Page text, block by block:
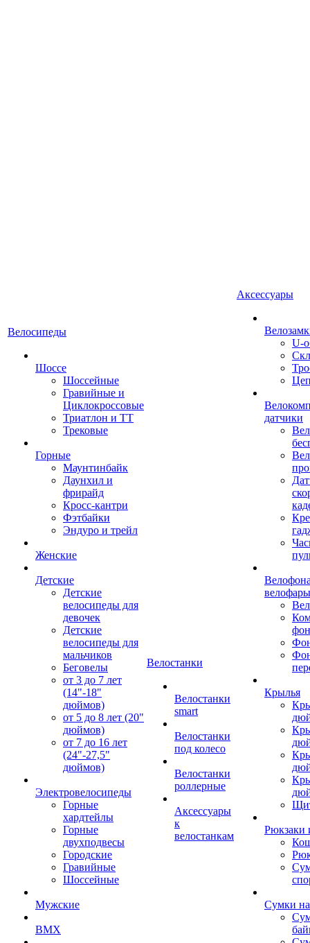
Велосипеды
Шоссе
Шоссейные
Гравийные и
Циклокроссовые
Триатлон и ТТ
Трековые
Горные
Маунтинбайк
Даунхил и
фрирайд
Кросс-кантри
Фэтбайки
Эндуро и трейл
Женские
Детские
Детские
велосипеды для
девочек
Детские
велосипеды для
мальчиков
Беговелы
от 3 до 7 лет
(14"-18"
дюймов)
от 5 до 8 лет (20"
дюймов)
от 7 до 16 лет
(24"-27,5"
дюймов)
Электровелосипеды
Горные
хардтейлы
Горные
двухподвесы
Городские
Гравийные
Шоссейные
Мужские
BMX
Велостанки
Велостанки
smart
Велостанки
под колесо
Велостанки
роллерные
Аксессуары
к
велостанкам
Аксессуары
U-
датчики
велофары
Крылья
Рюкзаки
Сумки